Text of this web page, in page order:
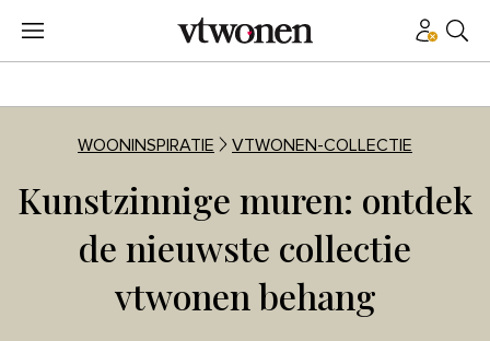
WOONINSPIRATIE VTWONEN-COLLECTIE
Kunstzinnige muren: ontdek
de nieuwste collectie
vtwonen behang